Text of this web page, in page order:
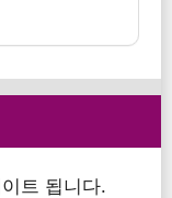
트 됩니다.